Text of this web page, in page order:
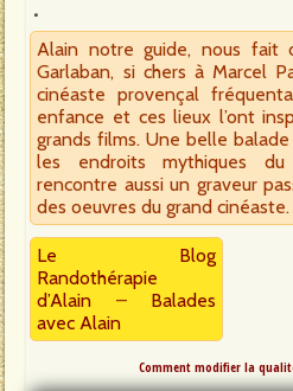
Alain notre guide, nous fait
Garlaban, si chers à Marcel
cinéaste provençal
enfance et ces lieux l’ont
grands films. Une belle
les endroits mythiques
rencontre aussi un graveur
des oeuvres du grand cinéaste.
Le Blog
Randothérapie
d’Alain – Balades
avec Alain
Comment modifier la